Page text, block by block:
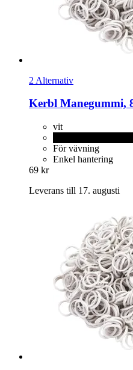
2 Alternativ
Kerbl Manegummi,
vit
För vävning
Enkel hantering
69 kr
Leverans till 17. augusti